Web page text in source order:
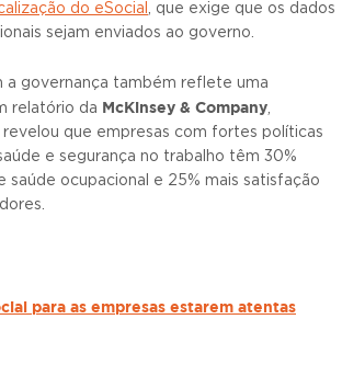
do eSocial , que exige que os dados
sejam enviados ao governo.
a governança também reflete uma
relatório da McKinsey & Company,
que empresas com fortes políticas
e segurança no trabalho têm 30%
saúde ocupacional e 25% mais satisfação
para as empresas estarem atentas